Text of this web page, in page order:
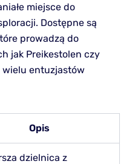
miejsce do
Dostępne są
prowadzą do
jak Preikestolen czy
wielu entuzjastów
Opis
dzielnica z